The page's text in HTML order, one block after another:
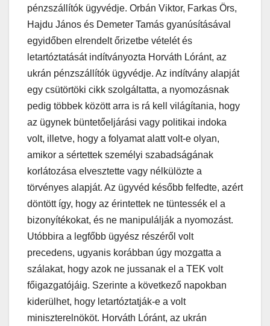
pénzszállítók ügyvédje. Orbán Viktor, Farkas Örs,
Hajdu János és Demeter Tamás gyanúsításával
egyidőben elrendelt őrizetbe vételét és
letartóztatását indítványozta Horváth Lóránt, az
ukrán pénzszállítók ügyvédje. Az indítvány alapját
egy csütörtöki cikk szolgáltatta, a nyomozásnak
pedig többek között arra is rá kell világítania, hogy
az ügynek büntetőeljárási vagy politikai indoka
volt, illetve, hogy a folyamat alatt volt-e olyan,
amikor a sértettek személyi szabadságának
korlátozása elvesztette vagy nélkülözte a
törvényes alapját. Az ügyvéd később felfedte, azért
döntött így, hogy az érintettek ne tüntessék el a
bizonyítékokat, és ne manipulálják a nyomozást.
Utóbbira a legfőbb ügyész részéről volt
precedens, ugyanis korábban úgy mozgatta a
szálakat, hogy azok ne jussanak el a TEK volt
főigazgatójáig. Szerinte a következő napokban
kiderülhet, hogy letartóztatják-e a volt
miniszterelnököt. Horváth Lóránt, az ukrán